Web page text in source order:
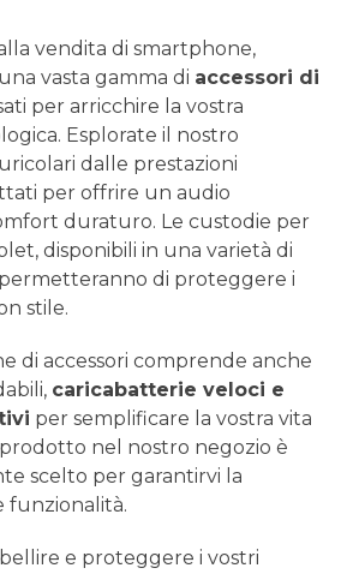
vendita di smartphone,
vasta gamma di accessori di
per arricchire la vostra
Esplorate il nostro
dalle prestazioni
per offrire un audio
duraturo. Le custodie per
disponibili in una varietà di
di proteggere i
stile.
di accessori comprende anche
caricabatterie veloci e
per semplificare la vostra vita
nel nostro negozio è
scelto per garantirvi la
funzionalità.
e proteggere i vostri